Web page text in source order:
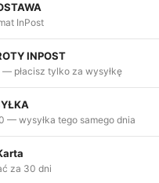
InPost
INPOST
płacisz tylko za wysyłkę
— wysyłka tego samego dnia
za 30 dni